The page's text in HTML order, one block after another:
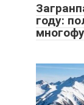
году: